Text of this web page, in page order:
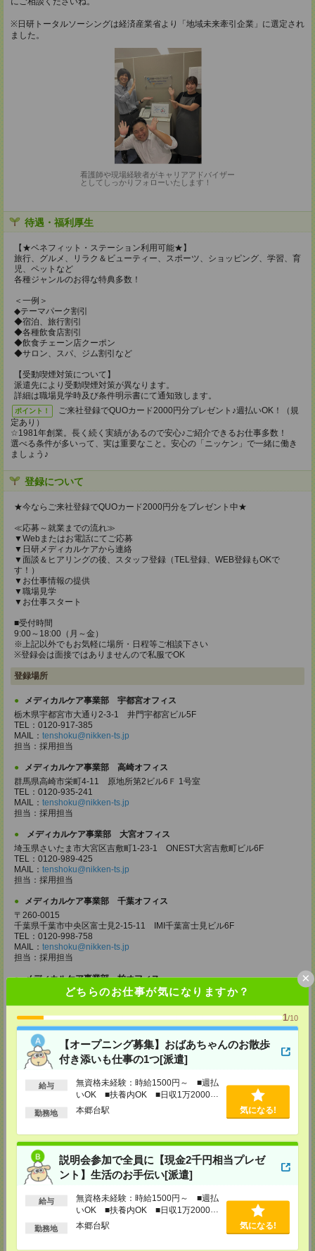
どちらのお仕事が気になりますか？
1/10
【オープニング募集】おばあちゃんのお散歩
付き添いも仕事の1つ[派遣]
給与
無資格未経験：時給1500円～ ■週払
いOK ■扶養内OK ■日収1万2000円
以上
勤務地 本郷台駅 気になる!
説明会参加で全員に【現金2千円相当プレゼ
ント】生活のお手伝い[派遣]
給与
無資格未経験：時給1500円～ ■週払
いOK ■扶養内OK ■日収1万2000円
以上
勤務地 本郷台駅 気になる!
×
※日研トータルソーシングは経済産業省より「地域未来牽引企業」に選定され
ました。
看護師や現場経験者がキャリアアドバイザー
としてしっかりフォローいたします！
待遇・福利厚生
【★ベネフィット・ステーション利用可能★】
旅行、グルメ、リラク＆ビューティー、スポーツ、ショッピング、学習、育
児、ペットなど
各種ジャンルのお得な特典多数！
＜一例＞
◆テーマパーク割引
◆宿泊、旅行割引
◆各種飲食店割引
◆飲食チェーン店クーポン
◆サロン、スパ、ジム割引など
【受動喫煙対策について】
派遣先により受動喫煙対策が異なります。
詳細は職場見学時及び条件明示書にて通知致します。
ポイント！
ご来社登録でQUOカード2000円分プレゼント♪週払いOK！（規
定あり）
☆1981年創業。長く続く実績があるので安心♪ご紹介できるお仕事多数！
選べる条件が多いって、実は重要なこと。安心の「ニッケン」で一緒に働き
ましょう♪
登録について
★今ならご来社登録でQUOカード2000円分をプレゼント中★
≪応募～就業までの流れ≫
▼Webまたはお電話にてご応募
▼日研メディカルケアから連絡
▼面談＆ヒアリングの後、スタッフ登録（TEL登録、WEB登録もOKで
す！）
▼お仕事情報の提供
▼職場見学
▼お仕事スタート
■受付時間
9:00～18:00（月～金）
※上記以外でもお気軽に場所・日程等ご相談下さい
※登録会は面接ではありませんので私服でOK
登録場所
メディカルケア事業部 宇都宮オフィス
栃木県宇都宮市大通り2-3-1 井門宇都宮ビル5F
TEL：0120-917-385
MAIL： tenshoku@nikken-ts.jp
担当：採用担当
メディカルケア事業部 高崎オフィス
群馬県高崎市栄町4-11 原地所第2ビル6Ｆ 1号室
TEL：0120-935-241
MAIL： tenshoku@nikken-ts.jp
担当：採用担当
メディカルケア事業部 大宮オフィス
埼玉県さいたま市大宮区吉敷町1-23-1 ONEST大宮吉敷町ビル6F
TEL：0120-989-425
MAIL： tenshoku@nikken-ts.jp
担当：採用担当
メディカルケア事業部 千葉オフィス
〒260-0015
千葉県千葉市中央区富士見2-15-11 IMI千葉富士見ビル6F
TEL：0120-998-758
MAIL： tenshoku@nikken-ts.jp
担当：採用担当
メディカルケア事業部 柏オフィス
千葉県柏市末広町5-19 第12関口ビル7F 705号室
TEL：0120-935-218
MAIL：tenshoku@nikken-ts.jp
担当：採用担当
メディカルケア事業部 新宿オフィス
東京都新宿区新宿2-3-10 新宿御苑ビル6階
TEL：0120-457-235
MAIL：tenshoku@nikken-ts.jp
担当：採用担当
メディカルケア事業部 立川事業所
TEL：0120-934-200
MAIL：tenshoku@nikken-ts.jp
担当：採用担当
メディカルケア事業部 町田オフィス
東京都町田市森野1-7-23 大樹生命町田ビル6F
TEL：0120-453-285
tenshoku@nikken-ts.jp
担当：採用担当